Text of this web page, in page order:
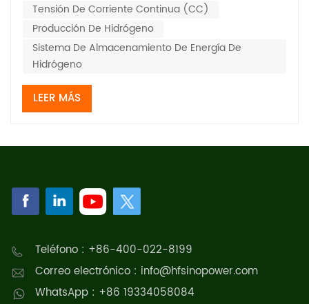
Tensión De Corriente Continua (CC)
Producción De Hidrógeno
Sistema De Almacenamiento De Energía De
Hidrógeno
LEER MÁS
Teléfono : +86-400-022-8199
Correo electrónico : info@hfsinopower.com
WhatsApp : +86 19334058084